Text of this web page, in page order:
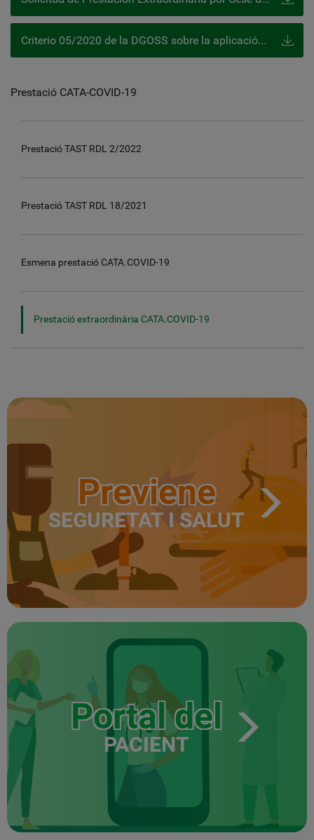
Criterio 05/2020 de la DGOSS sobre la aplicación del artículo 17º del RDL 8/2020 (CATA)
Prestació CATA-COVID-19
Prestació TAST RDL 2/2022
Prestació TAST RDL 18/2021
Esmena prestació CATA.COVID-19
Prestació extraordinària CATA.COVID-19
Previene
SEGURETAT I SALUT
Portal del
PACIENT